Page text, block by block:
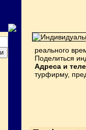
реального
Поделиться
Адреса и
турфирму,